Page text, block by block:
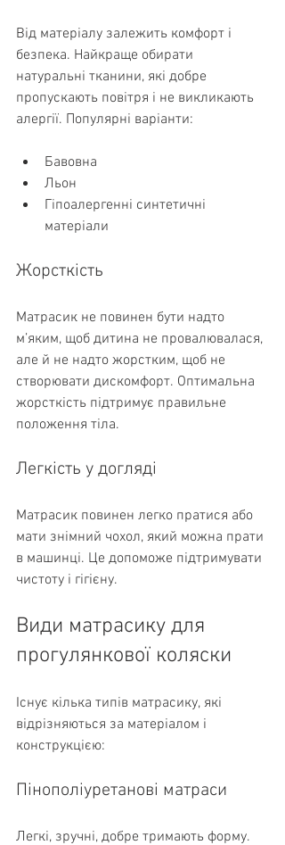
Від матеріалу залежить комфорт і
безпека. Найкраще обирати
натуральні тканини, які добре
пропускають повітря і не викликають
алергії. Популярні варіанти:
Бавовна
Льон
Гіпоалергенні синтетичні
матеріали
Жорсткість
Матрасик не повинен бути надто
м’яким, щоб дитина не провалювалася,
але й не надто жорстким, щоб не
створювати дискомфорт. Оптимальна
жорсткість підтримує правильне
положення тіла.
Легкість у догляді
Матрасик повинен легко пратися або
мати знімний чохол, який можна прати
в машинці. Це допоможе підтримувати
чистоту і гігієну.
Види матрасику для
прогулянкової коляски
Існує кілька типів матрасику, які
відрізняються за матеріалом і
конструкцією:
Пінополіуретанові матраси
Легкі, зручні, добре тримають форму.